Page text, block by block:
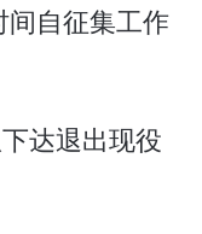
自征集工作
达退出现役